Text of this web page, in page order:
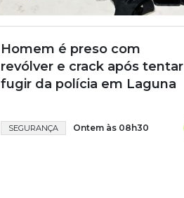
Homem é preso com
revólver e crack após tentar
fugir da polícia em Laguna
SEGURANÇA Ontem às 08h30